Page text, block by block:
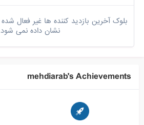
بلوک آخرین بازدید کننده ها غیر فعال
نشان داده نمی
mehdiarab's Achievements